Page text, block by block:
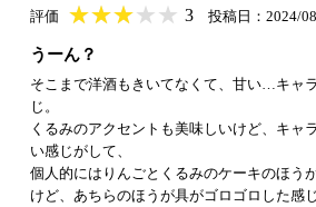
評価 ★★★★★
★★★★★ 3 投稿日：2024/
うーん？
そこまで洋酒もきいてなくて、甘い…キャ
じ。
くるみのアクセントも美味しいけど、キャ
い感じがして、
個人的にはりんごとくるみのケーキのほう
けど、あちらのほうが具がゴロゴロした感